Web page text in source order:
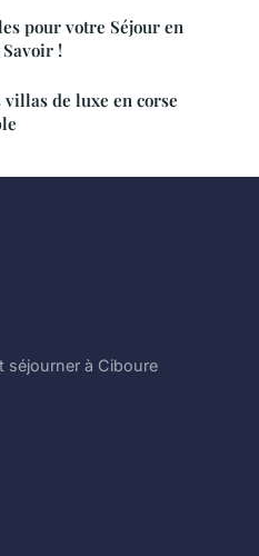
pour votre Séjour en
!
de luxe en corse
séjourner à Ciboure